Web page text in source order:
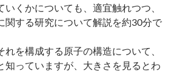
くかについても、適宜触れつつ、
関する研究について解説を約30分で
を構成する原子の構造について、
知っていますが、大きさを見るとわ